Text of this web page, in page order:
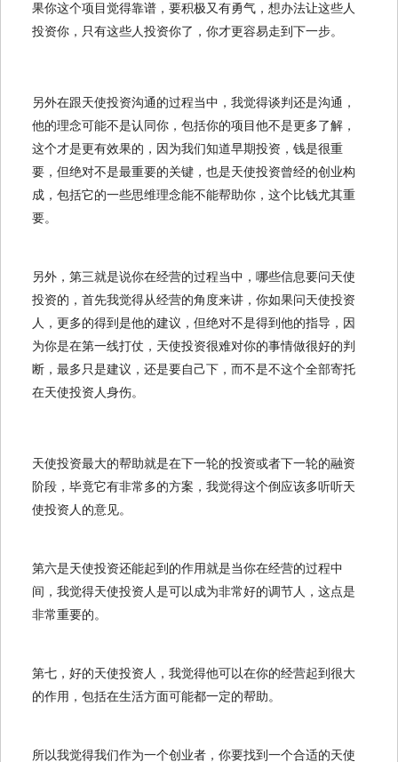
果你这个项目觉得靠谱，要积极又有勇气，想办法让这些人
投资你，只有这些人投资你了，你才更容易走到下一步。
另外在跟天使投资沟通的过程当中，我觉得谈判还是沟通，
他的理念可能不是认同你，包括你的项目他不是更多了解，
这个才是更有效果的，因为我们知道早期投资，钱是很重
要，但绝对不是最重要的关键，也是天使投资曾经的创业构
成，包括它的一些思维理念能不能帮助你，这个比钱尤其重
要。
另外，第三就是说你在经营的过程当中，哪些信息要问天使
投资的，首先我觉得从经营的角度来讲，你如果问天使投资
人，更多的得到是他的建议，但绝对不是得到他的指导，因
为你是在第一线打仗，天使投资很难对你的事情做很好的判
断，最多只是建议，还是要自己下，而不是不这个全部寄托
在天使投资人身伤。
天使投资最大的帮助就是在下一轮的投资或者下一轮的融资
阶段，毕竟它有非常多的方案，我觉得这个倒应该多听听天
使投资人的意见。
第六是天使投资还能起到的作用就是当你在经营的过程中
间，我觉得天使投资人是可以成为非常好的调节人，这点是
非常重要的。
第七，好的天使投资人，我觉得他可以在你的经营起到很大
的作用，包括在生活方面可能都一定的帮助。
所以我觉得我们作为一个创业者，你要找到一个合适的天使